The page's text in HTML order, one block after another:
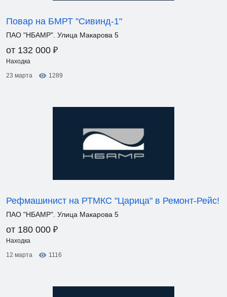
Повар на БМРТ "Сивинд-1"
ПАО "НБАМР". Улица Макарова 5
от 132 000 ₽
Находка
23 марта
1289
Рефмашинист на РТМКС "Царица" в Ремонт-Рейс!
ПАО "НБАМР". Улица Макарова 5
от 180 000 ₽
Находка
12 марта
1116